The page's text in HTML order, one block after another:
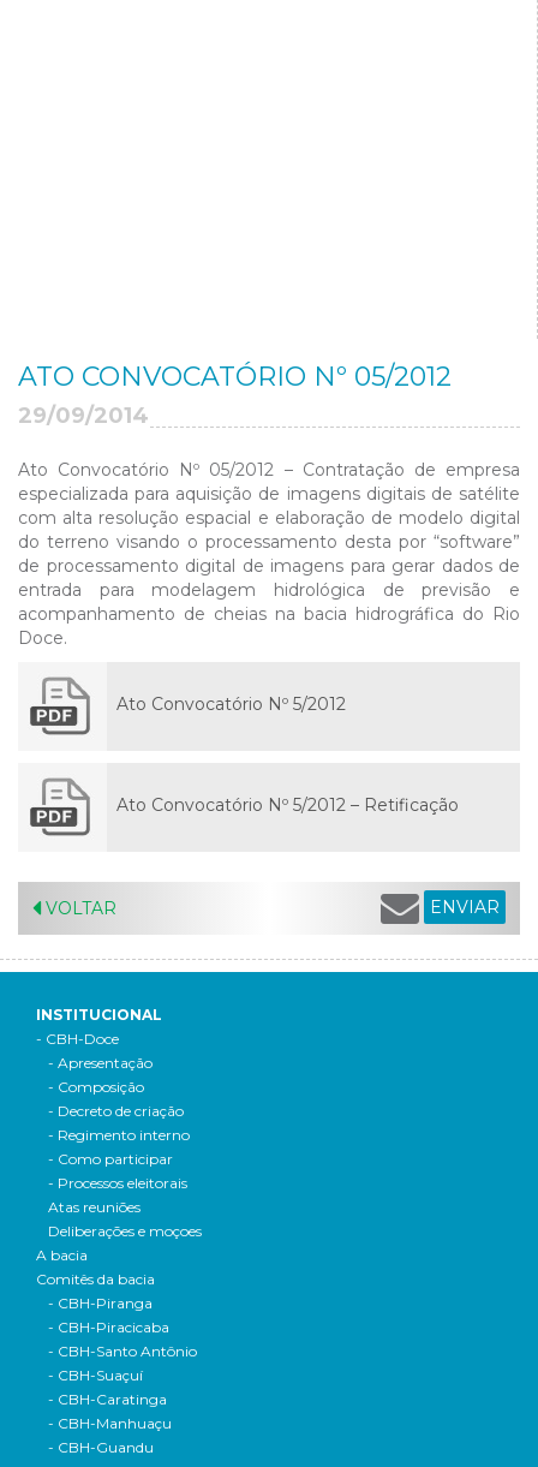
ATO CONVOCATÓRIO Nº 05/2012
29/09/2014
Ato Convocatório Nº 05/2012 – Contratação de empresa
especializada para aquisição de imagens digitais de satélite
com alta resolução espacial e elaboração de modelo digital
do terreno visando o processamento desta por “software”
de processamento digital de imagens para gerar dados de
entrada para modelagem hidrológica de previsão e
acompanhamento de cheias na bacia hidrográfica do Rio
Doce.
Ato Convocatório Nº 5/2012
Ato Convocatório Nº 5/2012 – Retificação
VOLTAR ENVIAR
INSTITUCIONAL
- CBH-Doce
- Apresentação
- Composição
- Decreto de criação
- Regimento interno
- Como participar
- Processos eleitorais
Atas reuniões
Deliberações e moçoes
A bacia
Comitês da bacia
- CBH-Piranga
- CBH-Piracicaba
- CBH-Santo Antônio
- CBH-Suaçuí
- CBH-Caratinga
- CBH-Manhuaçu
- CBH-Guandu